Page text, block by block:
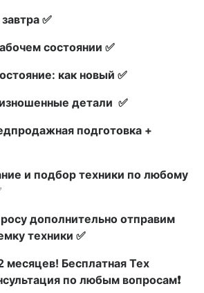
✅
состоянии ✅
как новый ✅
детали ✅
подготовка +
и подбор техники по любому
дополнительно отправим
техники ✅
месяцев! Бесплатная Тех
по любым вопросам❗